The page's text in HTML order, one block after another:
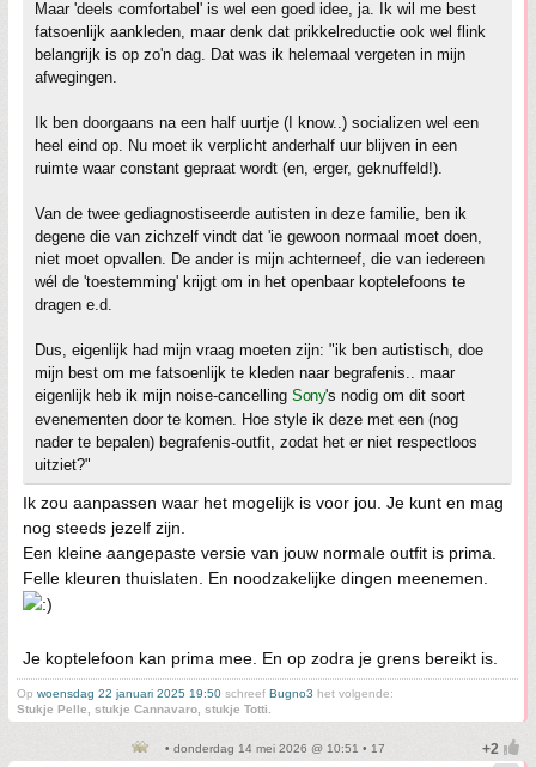
Maar 'deels comfortabel' is wel een goed idee, ja. Ik wil me best
fatsoenlijk aankleden, maar denk dat prikkelreductie ook wel flink
belangrijk is op zo'n dag. Dat was ik helemaal vergeten in mijn
afwegingen.
Ik ben doorgaans na een half uurtje (I know..) socializen wel een
heel eind op. Nu moet ik verplicht anderhalf uur blijven in een
ruimte waar constant gepraat wordt (en, erger, geknuffeld!).
Van de twee gediagnostiseerde autisten in deze familie, ben ik
degene die van zichzelf vindt dat 'ie gewoon normaal moet doen,
niet moet opvallen. De ander is mijn achterneef, die van iedereen
wél de 'toestemming' krijgt om in het openbaar koptelefoons te
dragen e.d.
Dus, eigenlijk had mijn vraag moeten zijn: "ik ben autistisch, doe
mijn best om me fatsoenlijk te kleden naar begrafenis.. maar
eigenlijk heb ik mijn noise-cancelling Sony's nodig om dit soort
evenementen door te komen. Hoe style ik deze met een (nog
nader te bepalen) begrafenis-outfit, zodat het er niet respectloos
uitziet?"
Ik zou aanpassen waar het mogelijk is voor jou. Je kunt en mag
nog steeds jezelf zijn.
Een kleine aangepaste versie van jouw normale outfit is prima.
Felle kleuren thuislaten. En noodzakelijke dingen meenemen.
Je koptelefoon kan prima mee. En op zodra je grens bereikt is.
Op woensdag 22 januari 2025 19:50 schreef Bugno3 het volgende:
Stukje Pelle, stukje Cannavaro, stukje Totti.
• donderdag 14 mei 2026 @ 10:51 • 17